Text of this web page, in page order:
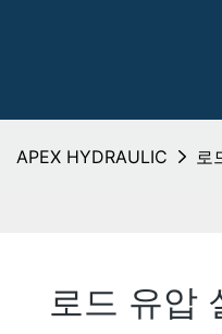
APEX HYDRAULIC 로
로드 유압